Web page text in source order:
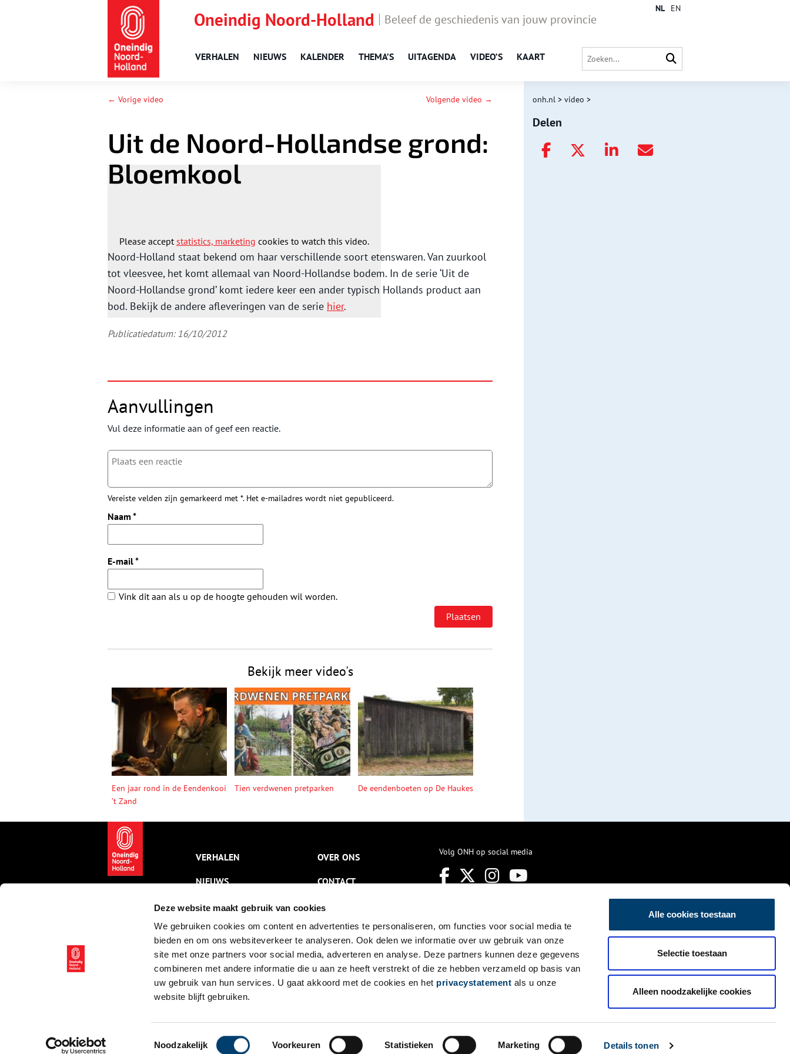
Deze website maakt gebruik van cookies
We gebruiken cookies om content en advertenties te personaliseren, om functies voor social media te
bieden en om ons websiteverkeer te analyseren. Ook delen we informatie over uw gebruik van onze
site met onze partners voor social media, adverteren en analyse. Deze partners kunnen deze gegevens
combineren met andere informatie die u aan ze heeft verstrekt of die ze hebben verzameld op basis van
uw gebruik van hun services. U gaat akkoord met de cookies en het privacystatement als u onze
website blijft gebruiken.
Toestemmingsselectie
Noodzakelijk Voorkeuren Statistieken Marketing Details tonen
Alle cookies toestaan
Selectie toestaan
Alleen noodzakelijke cookies
Oneindig Noord-Holland Beleef de geschiedenis van jouw provincie
VERHALEN NIEUWS KALENDER THEMA’S UITAGENDA VIDEO’S KAART
NL EN
← Vorige video Volgende video →
Uit de Noord-Hollandse grond:
Bloemkool
Please acceptstatistics, marketing cookies to watch this video.
Noord-Holland staat bekend om haar verschillende soort etenswaren. Van zuurkool
tot vleesvee, het komt allemaal van Noord-Hollandse bodem. In de serie ‘Uit de
Noord-Hollandse grond’ komt iedere keer een ander typisch Hollands product aan
bod. Bekijk de andere afleveringen van de serie hier.
Publicatiedatum: 16/10/2012
Aanvullingen
Vul deze informatie aan of geef een reactie.
Vereiste velden zijn gemarkeerd met *. Het e-mailadres wordt niet gepubliceerd.
Naam *
E-mail*
Vink dit aan als u op de hoogte gehouden wil worden.
Bekijk meer video's
Een jaar rond in de Eendenkooi
’t Zand
Tien verdwenen pretparken De eendenboeten op De Haukes
onh.nl > video >
Delen
VERHALEN
NIEUWS
KALENDER
THEMA’S
ACTIVITEITEN
VIDEO’S
OVER ONS
CONTACT
NIEUWSBRIEF
DISCLAIMER
PRIVACY
TOEGANKELIJKHEID
Volg ONH op social media